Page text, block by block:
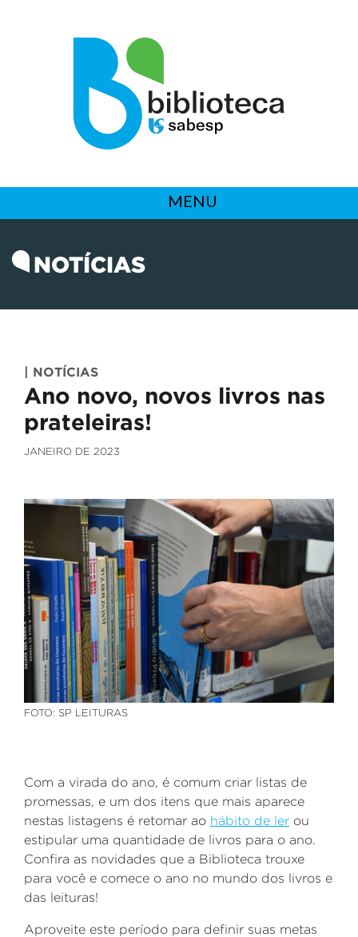
MENU
NOTÍCIAS
| NOTÍCIAS
Ano novo, novos livros nas
prateleiras!
JANEIRO DE 2023
FOTO: SP LEITURAS
Com a virada do ano, é comum criar listas de
promessas, e um dos itens que mais aparece
nestas listagens é retomar ao hábito de ler ou
estipular uma quantidade de livros para o ano.
Confira as novidades que a Biblioteca trouxe
para você e comece o ano no mundo dos livros e
das leituras!
Aproveite este período para definir suas metas